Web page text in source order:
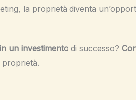
la proprietà diventa
un investimentodi successo?
proprietà.